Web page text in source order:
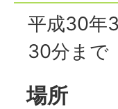
平成30年
30分まで
場所